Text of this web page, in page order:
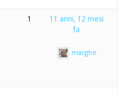
1
11 anni, 12 mesi
fa
marghe